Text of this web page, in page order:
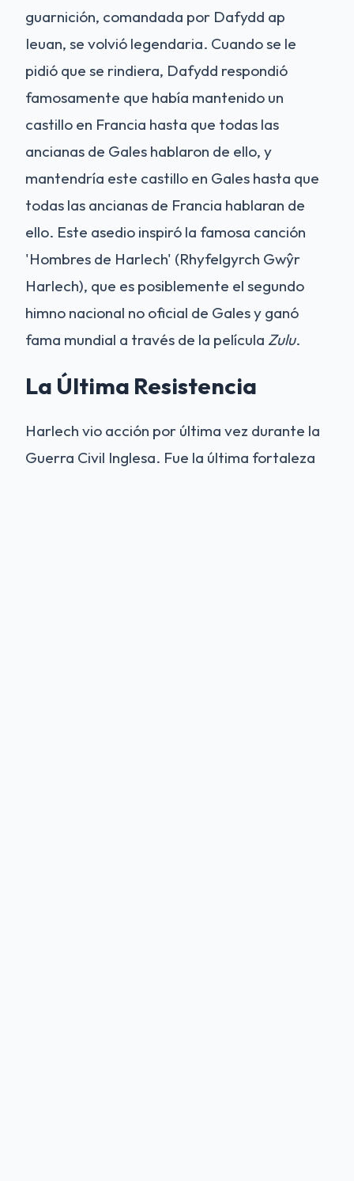
guarnición, comandada por Dafydd ap
Ieuan, se volvió legendaria. Cuando se le
pidió que se rindiera, Dafydd respondió
famosamente que había mantenido un
castillo en Francia hasta que todas las
ancianas de Gales hablaron de ello, y
mantendría este castillo en Gales hasta que
todas las ancianas de Francia hablaran de
ello. Este asedio inspiró la famosa canción
'Hombres de Harlech' (Rhyfelgyrch Gwŷr
Harlech), que es posiblemente el segundo
himno nacional no oficial de Gales y ganó
fama mundial a través de la película Zulu.
La Última Resistencia
Harlech vio acción por última vez durante la
Guerra Civil Inglesa. Fue la última fortaleza